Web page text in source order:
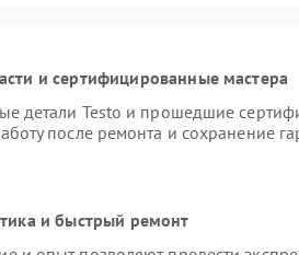
и сертифицированные мастера
детали Testo и прошедшие
после ремонта и сохранение
и быстрый ремонт